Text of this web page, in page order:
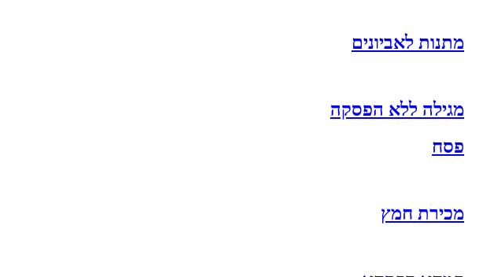
מתנות לאביונים
מגילה ללא הפסקה
פסח
מכירת חמץ